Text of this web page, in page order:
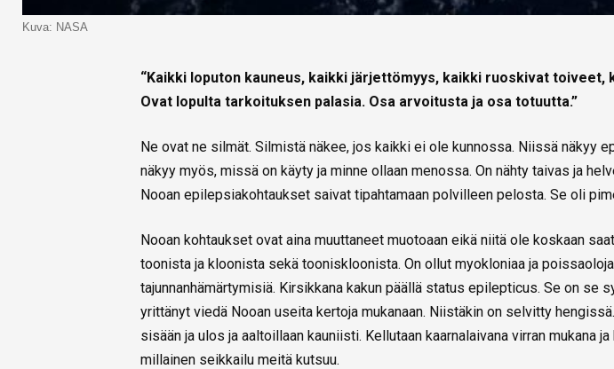
Kuva: NASA
“Kaikki loputon kauneus, kaikki järjettömyys, kaikki ruoskivat toiveet,
Ovat lopulta tarkoituksen palasia. Osa arvoitusta ja osa totuutta.”
Ne ovat ne silmät. Silmistä näkee, jos kaikki ei ole kunnossa. Niissä näkyy
näkyy myös, missä on käyty ja minne ollaan menossa. On nähty taivas ja
Nooan epilepsiakohtaukset saivat tipahtamaan polvilleen pelosta. Se oli
Nooan kohtaukset ovat aina muuttaneet muotoaan eikä niitä ole koskaan
toonista ja kloonista sekä tooniskloonista. On ollut myokloniaa ja
tajunnanhämärtymisiä. Kirsikkana kakun päällä status epilepticus. Se on se
yrittänyt viedä Nooan useita kertoja mukanaan. Niistäkin on selvitty
sisään ja ulos ja aaltoillaan kauniisti. Kellutaan kaarnalaivana virran mukana
millainen seikkailu meitä kutsuu.